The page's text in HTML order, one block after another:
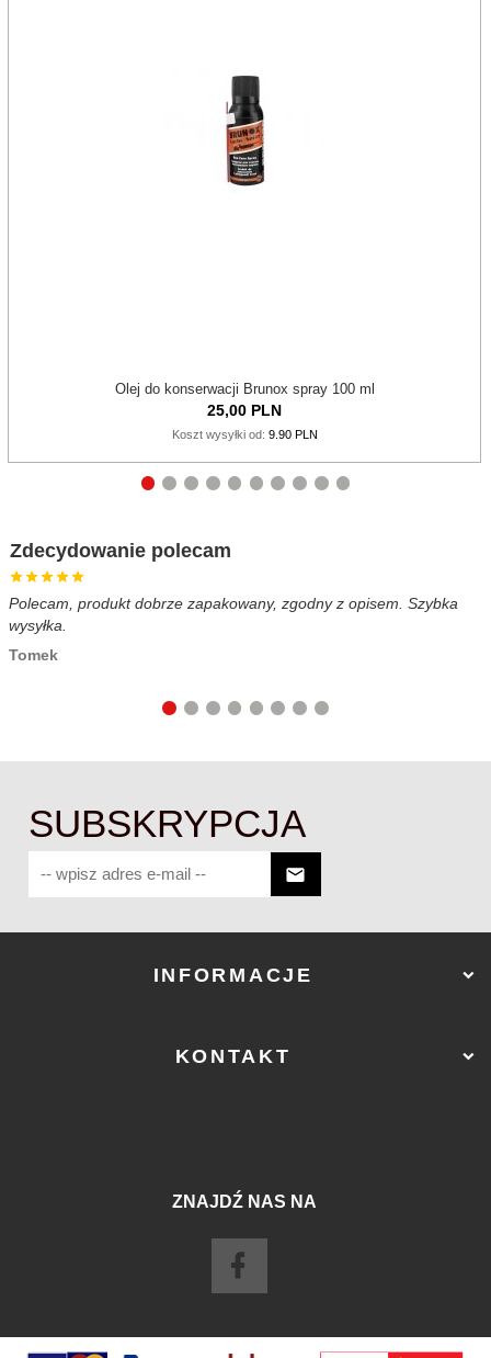
Olej do konserwacji Brunox spray 100 ml
25,00 PLN
Koszt wysyłki od: 9.90 PLN
Zdecydowanie polecam
Polecam, produkt dobrze zapakowany, zgodny z opisem. Szybka
wysyłka.
Tomek
SUBSKRYPCJA
INFORMACJE
KONTAKT
sklep@ostry-sklep.pl
ZNAJDŹ NAS NA